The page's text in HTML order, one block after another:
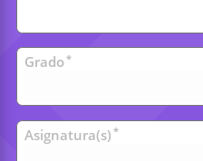
Clases
universitarias
Grado*
Asignatura(s) *